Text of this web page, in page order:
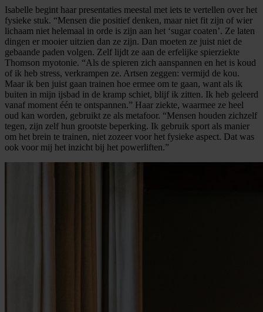
Isabelle begint haar presentaties meestal met iets te vertellen over het
fysieke stuk. “Mensen die positief denken, maar niet fit zijn of wier
lichaam niet helemaal in orde is zijn aan het ‘sugar coaten’. Ze laten
dingen er mooier uitzien dan ze zijn. Dan moeten ze juist niet de
gebaande paden volgen. Zelf lijdt ze aan de erfelijke spierziekte
Thomson myotonie. “Als de spieren zich aanspannen en het is koud
of ik heb stress, verkrampen ze. Artsen zeggen: vermijd de kou.
Maar ik ben juist gaan trainen hoe ermee om te gaan, want als ik
buiten in mijn ijsbad in de kramp schiet, blijf ik zitten. Ik heb geleerd
vanaf moment één te ontspannen.” Haar ziekte, waarmee ze heel
oud kan worden, gebruikt ze als metafoor. “Mensen houden zichzelf
tegen, zijn zelf hun grootste beperking. Ik gebruik sport als manier
om het brein te trainen, niet zozeer voor het fysieke aspect. Dat was
ook voor mij het inzicht bij het powerliften.”